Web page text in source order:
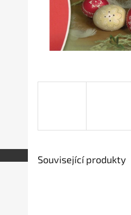
Související produkty